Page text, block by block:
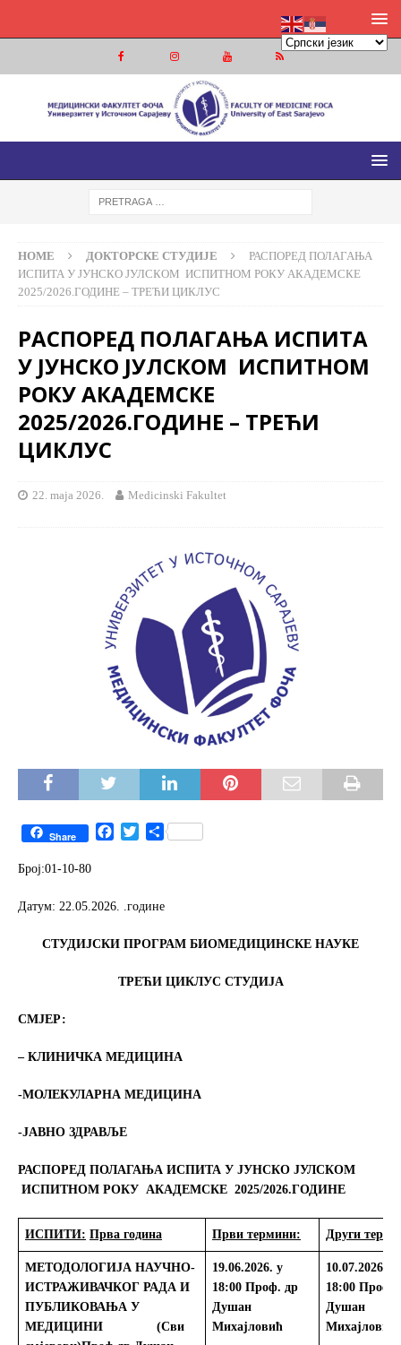
МЕДИЦИНСКИ ФАКУЛТЕТ ФОЧА
МЕДИЦИНСКИ ФАКУЛТЕТ УНИВЕРЗИТЕТА У ИСТОЧНОМ
HOME ДОКТОРСКЕ СТУДИЈЕ
РАСПОРЕД ПОЛАГАЊА
ИСПИТА У ЈУНСКО ЈУЛСКОМ ИСПИТНОМ РОКУ АКАДЕМСКЕ
2025/2026.ГОДИНЕ – ТРЕЋИ ЦИКЛУС
РАСПОРЕД ПОЛАГАЊА ИСПИТА
У ЈУНСКО ЈУЛСКОМ ИСПИТНОМ
РОКУ АКАДЕМСКЕ
2025/2026.ГОДИНЕ – ТРЕЋИ
ЦИКЛУС
22. maja 2026. Medicinski Fakultet
Share
b
o
t
r
S
e
Број:01-10-80
Датум: 22.05.2026. .године
СТУДИЈСКИ ПРОГРАМ БИОМЕДИЦИНСКЕ НАУКЕ
ТРЕЋИ ЦИКЛУС СТУДИЈА
СМЈЕР:
– КЛИНИЧКА МЕДИЦИНА
-МОЛЕКУЛАРНА МЕДИЦИНА
-ЈАВНО ЗДРАВЉЕ
РАСПОРЕД ПОЛАГАЊА ИСПИТА У ЈУНСКО ЈУЛСКОМ
ИСПИТНОМ РОКУ АКАДЕМСКЕ 2025/2026.ГОДИНЕ
ИСПИТИ: Прва година Први термини: Други
МЕТОДОЛОГИЈА НАУЧНО-
ИСТРАЖИВАЧКОГ РАДА И
ПУБЛИКОВАЊА У
МЕДИЦИНИ
(Сви
19.06.2026. у
18:00 Проф. др
Душан
Михајловић
10.07.2026. у
18:00 Проф.
Душан
Михајловић